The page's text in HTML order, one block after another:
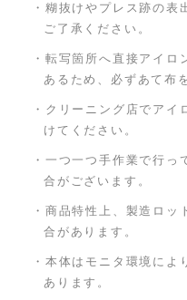
・糊抜けやプレス跡の
ご了承ください。
・転写箇所へ直接アイ
あるため、必ずあて布
・クリーニング店でア
けてください。
・一つ一つ手作業で行
合がございます。
・商品特性上、製造ロ
合があります。
・本体はモニタ環境に
あります。